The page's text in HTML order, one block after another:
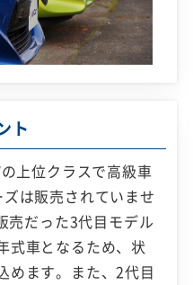
ト
上位クラスで高級車
は販売されていませ
売だった3代目モデル
式車となるため、状
めます。また、2代目